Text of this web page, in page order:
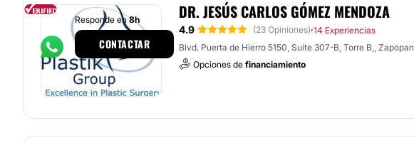
DR. JESÚS CARLOS GÓMEZ MENDOZA
4.9 (23 Opiniones)·14 Experiencias
Blvd. Puerta de Hierro 5150, Suite 307-B, Torre B,, Zapopan
Opciones de financiamiento
Responde en8h
CONTACTAR